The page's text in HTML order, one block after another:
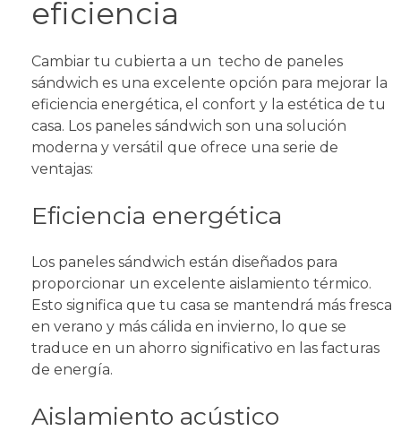
eficiencia
Cambiar tu cubierta a un techo de paneles
sándwich es una excelente opción para mejorar la
eficiencia energética, el confort y la estética de tu
casa. Los paneles sándwich son una solución
moderna y versátil que ofrece una serie de
ventajas:
Eficiencia energética
Los paneles sándwich están diseñados para
proporcionar un excelente aislamiento térmico.
Esto significa que tu casa se mantendrá más fresca
en verano y más cálida en invierno, lo que se
traduce en un ahorro significativo en las facturas
de energía.
Aislamiento acústico